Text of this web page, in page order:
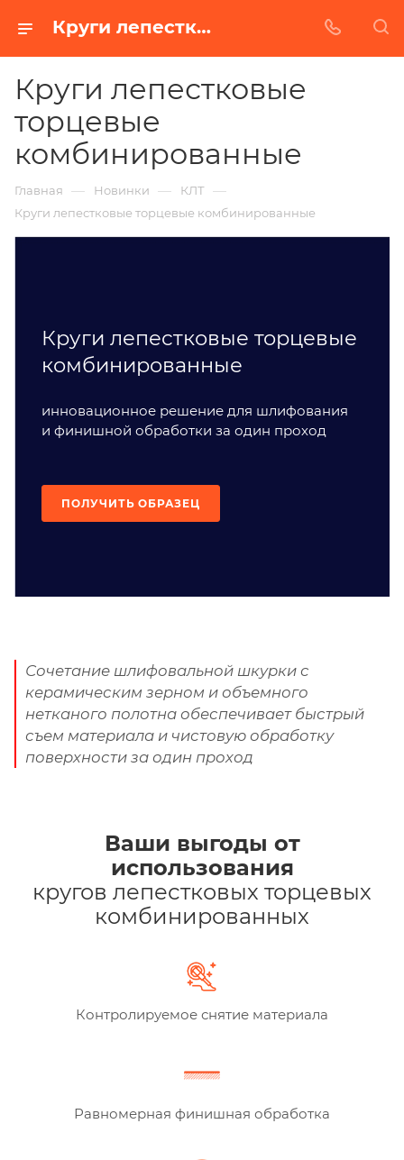
Круги лепестковые торцевые комбинированные от завода БАЗ в Казани
Круги лепестковые
торцевые
комбинированные
Главная — Новинки — КЛТ —
Круги лепестковые торцевые комбинированные
Круги лепестковые торцевые
комбинированные
инновационное решение для шлифования
и финишной обработки за один проход
ПОЛУЧИТЬ ОБРАЗЕЦ
Сочетание шлифовальной шкурки с
керамическим зерном и объемного
нетканого полотна обеспечивает быстрый
съем материала и чистовую обработку
поверхности за один проход
Ваши выгоды от
использования
кругов лепестковых торцевых
комбинированных
Контролируемое снятие материала
Равномерная финишная обработка